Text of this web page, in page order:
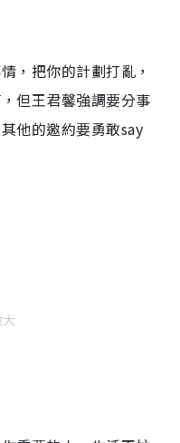
，把你的計劃打亂，
但王君馨強調要分事
他的邀約要勇敢say